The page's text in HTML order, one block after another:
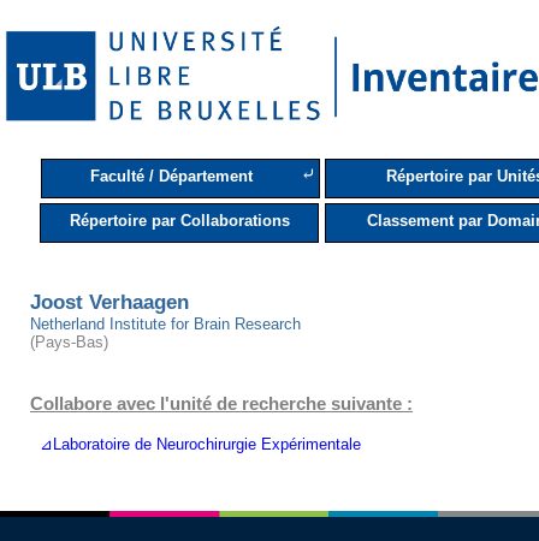
Faculté / Département ⤶ Répertoire par
Répertoire par Collaborations Classement par
Joost Verhaagen
Netherland Institute for Brain Research
(Pays-Bas)
Collabore avec l'unité de recherche suivante :
⊿Laboratoire de Neurochirurgie Expérimentale